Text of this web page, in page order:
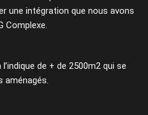
une intégration que nous avons
Complexe.
de + de 2500m2 qui se
aménagés.